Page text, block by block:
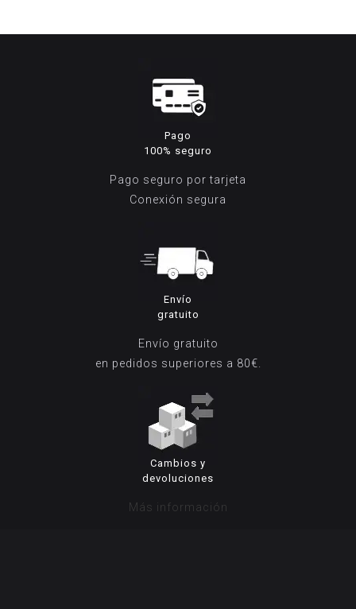
era:
es:
era:
Pago
100% seguro
Pago seguro por tarjeta
Conexión segura
Envío
gratuito
Envío gratuito
en pedidos superiores a 80€.
Cambios y
devoluciones
Más información